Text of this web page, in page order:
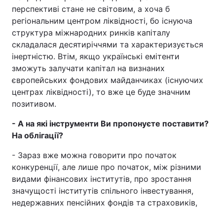
перспективі стане не світовим, а хоча б
регіональним центром ліквідності, бо існуюча
структура міжнародних ринків капіталу
складалася десятиріччями та характеризується
інертністю. Втім, якщо українські емітенти
зможуть залучати капітал на визнаних
європейських фондових майданчиках (існуючих
центрах ліквідності), то вже це буде значним
позитивом.
- А на які інструменти Ви пропонуєте поставити?
На облігації?
- Зараз вже можна говорити про початок
конкуренції, але лише про початок, між різними
видами фінансових інститутів, про зростання
значущості інститутів спільного інвестування,
недержавних пенсійних фондів та страховиків,